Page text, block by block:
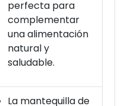
perfecta para
complementar
una alimentación
natural y
saludable.
La mantequilla de